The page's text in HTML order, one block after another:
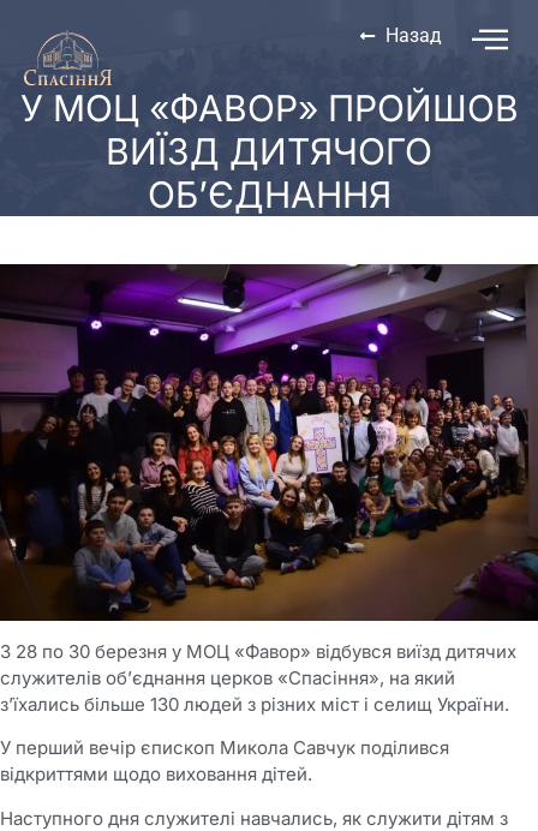
Назад
У МОЦ «ФАВОР» ПРОЙШОВ
ВИЇЗД ДИТЯЧОГО
ОБ’ЄДНАННЯ
З 28 по 30 березня у МОЦ «Фавор» відбувся виїзд дитячих
служителів об’єднання церков «Спасіння», на який
з’їхались більше 130 людей з різних міст і селищ України.
У перший вечір єпископ Микола Савчук поділився
відкриттями щодо виховання дітей.
Наступного дня служителі навчались, як служити дітям з